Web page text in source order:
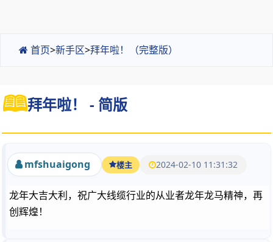
首页>新手区>拜年啦！（完整版）
拜年啦！ - 简版
mfshuaigong 楼主 2024-02-10 11:31:32
龙年大吉大利，祝广大线缆行业的从业者龙年龙马精神，再
创辉煌！